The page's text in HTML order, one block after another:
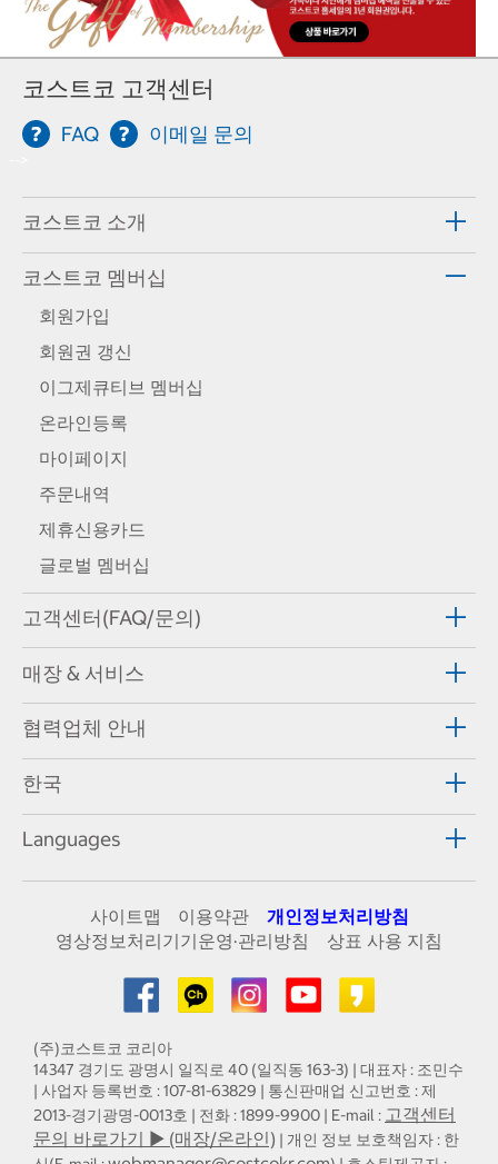
코스트코 고객센터
FAQ 이메일 문의
코스트코 소개
코스트코 멤버십
회원가입
회원권 갱신
이그제큐티브 멤버십
온라인등록
마이페이지
주문내역
제휴신용카드
글로벌 멤버십
고객센터(FAQ/문의)
매장 & 서비스
협력업체 안내
한국
Languages
사이트맵 이용약관
개인정보처리방침
영상정보처리기기운영·관리방침
상표 사용 지침
(주)코스트코 코리아
14347 경기도 광명시 일직로 40 (일직동 163-3) | 대표자 : 조민수
| 사업자 등록번호 : 107-81-63829 | 통신판매업 신고번호 : 제
2013-경기광명-0013호 | 전화 : 1899-9900 | E-mail : 고객센터
문의 바로가기 ▶ (매장/온라인) | 개인 정보 보호책임자 : 한